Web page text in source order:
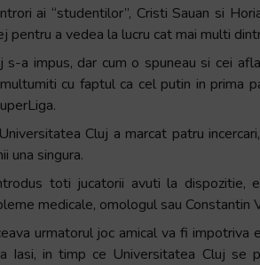
ai “studentilor”, Cristi Sauan si
pentru a vedea la lucru cat mai multi
s-a impus, dar cum o spuneau si cei
cu faptul ca cel putin in prima
Cluj a marcat patru
una singura.
toti jucatorii avuti la dispozitie,
medicale, omologul sau
urmatorul joc amical va fi impotriva
Iasi, in timp ce Universitatea Cluj